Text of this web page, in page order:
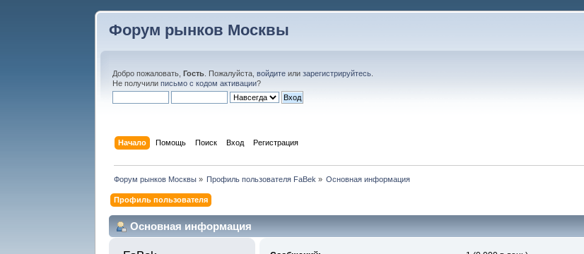
Форум рынков Москвы
Добро пожаловать,Гость . Пожалуйста,войдите илизарегистрируйтесь
Не получилиписьмо с кодом активации?
Начало Помощь Поиск Вход Регистрация
Форум рынков Москвы» Профиль пользователя FaBek » Основная информация
Профиль пользователя
Основная информация